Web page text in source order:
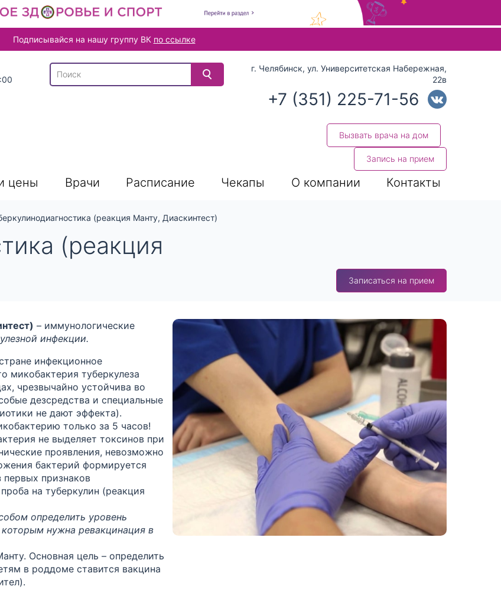
Подписывайся на нашу группу ВК по ссылке
В списке найденных результатов используйте стрелки вверх и вниз для выбора и Enter для перехода на
г. Челябинск, ул. Университетская Набережная,
22в
+7 (351) 225-71-56
Вызвать врача на дом
Запись на прием
цены Врачи Расписание Чекапы О компании Контакты
(реакция Манту, Диаскинтест)
(реакция
Записаться на прием
– иммунологические
инфекции.
инфекционное
микобактерия туберкулеза
чрезвычайно устойчива во
дезсредства и специальные
не дают эффекта).
только за 5 часов!
не выделяет токсинов при
проявления, невозможно
бактерий формируется
первых признаков
на туберкулин (реакция
определить уровень
которым нужна ревакцинация в
Основная цель – определить
в роддоме ставится вакцина